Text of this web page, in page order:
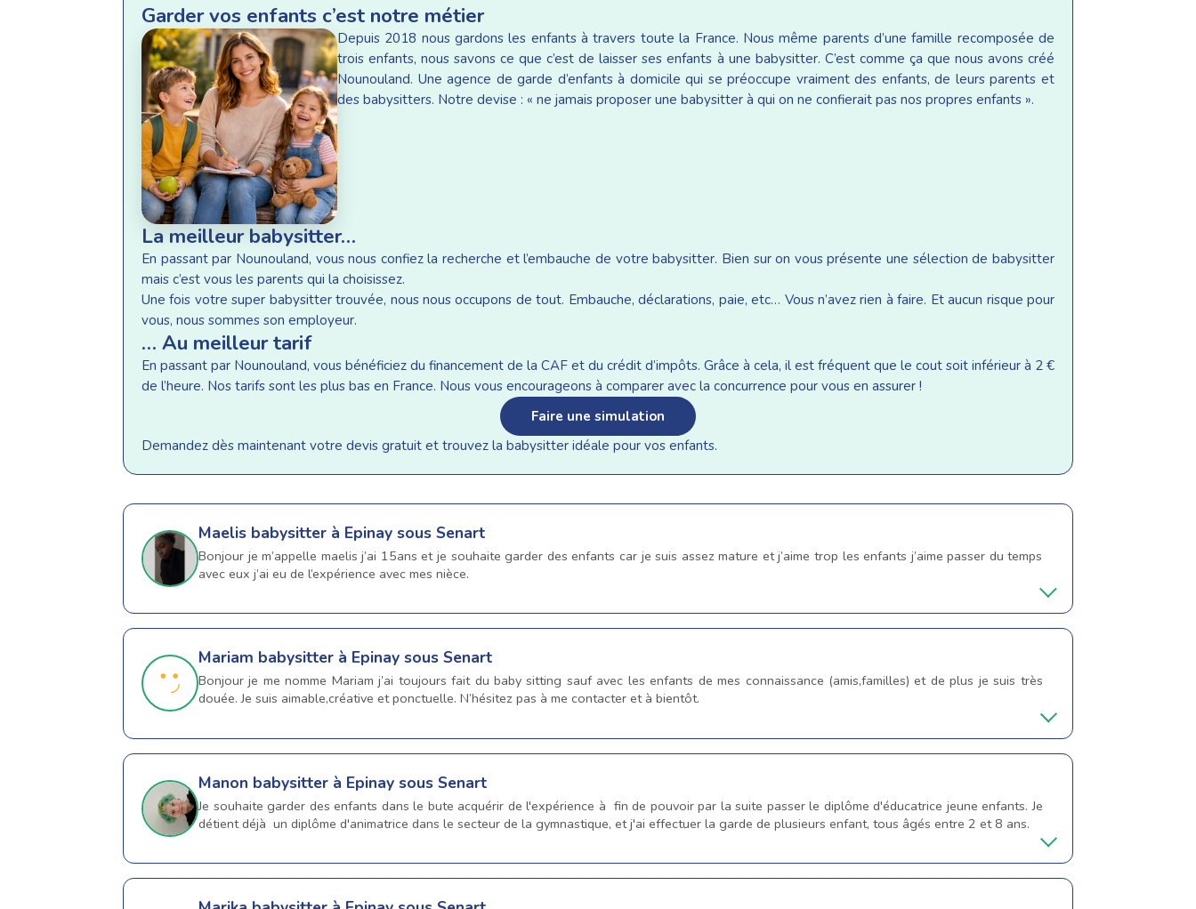
Garder vos enfants c’est notre métier
Depuis 2018 nous gardons les enfants à travers toute la France. Nous même parents d’une famille recomposée de
trois enfants, nous savons ce que c’est de laisser ses enfants à une babysitter. C’est comme ça que nous avons créé
Nounouland. Une agence de garde d’enfants à domicile qui se préoccupe vraiment des enfants, de leurs parents et
des babysitters. Notre devise : « ne jamais proposer une babysitter à qui on ne confierait pas nos propres enfants ».
La meilleur babysitter…
En passant par Nounouland, vous nous confiez la recherche et l’embauche de votre babysitter. Bien sur on vous présente une sélection de babysitter
mais c’est vous les parents qui la choisissez.
Une fois votre super babysitter trouvée, nous nous occupons de tout. Embauche, déclarations, paie, etc… Vous n’avez rien à faire. Et aucun risque pour
vous, nous sommes son employeur.
… Au meilleur tarif
En passant par Nounouland, vous bénéficiez du financement de la CAF et du crédit d’impôts. Grâce à cela, il est fréquent que le cout soit inférieur à 2 €
de l’heure. Nos tarifs sont les plus bas en France. Nous vous encourageons à comparer avec la concurrence pour vous en assurer !
Faire une simulation
Demandez dès maintenant votre devis gratuit et trouvez la babysitter idéale pour vos enfants.
Maelis babysitter à Epinay sous Senart
Bonjour je m’appelle maelis j’ai 15ans et je souhaite garder des enfants car je suis assez mature et j’aime trop les enfants j’aime passer du temps
avec eux j’ai eu de l’expérience avec mes nièce.
Mariam babysitter à Epinay sous Senart
Bonjour je me nomme Mariam j’ai toujours fait du baby sitting sauf avec les enfants de mes connaissance (amis,familles) et de plus je suis très
douée. Je suis aimable,créative et ponctuelle. N’hésitez pas à me contacter et à bientôt.
Manon babysitter à Epinay sous Senart
Je souhaite garder des enfants dans le bute acquérir de l'expérience à fin de pouvoir par la suite passer le diplôme d'éducatrice jeune enfants. Je
détient déjà un diplôme d'animatrice dans le secteur de la gymnastique, et j'ai effectuer la garde de plusieurs enfant, tous âgés entre 2 et 8 ans.